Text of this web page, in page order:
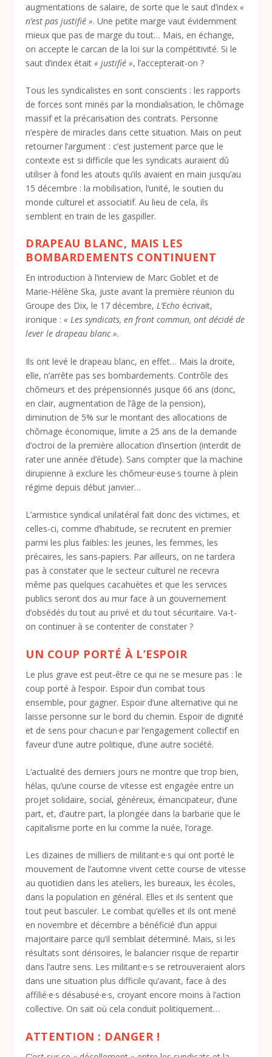
augmentations de salaire, de sorte que le saut d’index«
n’est pas justifié ». Une petite marge vaut évidemment
mieux que pas de marge du tout… Mais, en échange,
on accepte le carcan de la loi sur la compétitivité. Si le
saut d’index était« justifié », l’accepterait-on ?
Tous les syndicalistes en sont conscients : les rapports
de forces sont minés par la mondialisation, le chômage
massif et la précarisation des contrats. Personne
n’espère de miracles dans cette situation. Mais on peut
retourner l’argument : c’est justement parce que le
contexte est si difficile que les syndicats auraient dû
utiliser à fond les atouts qu’ils avaient en main jusqu’au
15 décembre : la mobilisation, l’unité, le soutien du
monde culturel et associatif. Au lieu de cela, ils
semblent en train de les gaspiller.
DRAPEAU BLANC, MAIS LES
BOMBARDEMENTS CONTINUENT
En introduction à l’interview de Marc Goblet et de
Marie-Hélène Ska, juste avant la première réunion du
Groupe des Dix, le 17 décembre,L’Echo écrivait,
ironique :« Les syndicats, en front commun, ont décidé de
lever le drapeau blanc ».
Ils ont levé le drapeau blanc, en effet… Mais la droite,
elle, n’arrête pas ses bombardements. Contrôle des
chômeurs et des prépensionnés jusque 66 ans (donc,
en clair, augmentation de l’âge de la pension),
diminution de 5% sur le montant des allocations de
chômage économique, limite a 25 ans de la demande
d’octroi de la première allocation d’insertion (interdit de
rater une année d’étude). Sans compter que la machine
dirupienne à exclure les chômeur·euse·s tourne à plein
régime depuis début janvier…
L’armistice syndical unilatéral fait donc des victimes, et
celles-ci, comme d’habitude, se recrutent en premier
parmi les plus faibles: les jeunes, les femmes, les
précaires, les sans-papiers. Par ailleurs, on ne tardera
pas à constater que le secteur culturel ne recevra
même pas quelques cacahuètes et que les services
publics seront dos au mur face à un gouvernement
d’obsédés du tout au privé et du tout sécuritaire. Va-t-
on continuer à se contenter de constater ?
UN COUP PORTÉ À L’ESPOIR
Le plus grave est peut-être ce qui ne se mesure pas : le
coup porté à l’espoir. Espoir d’un combat tous
ensemble, pour gagner. Espoir d’une alternative qui ne
laisse personne sur le bord du chemin. Espoir de dignité
et de sens pour chacun·e par l’engagement collectif en
faveur d’une autre politique, d’une autre société.
L’actualité des derniers jours ne montre que trop bien,
hélas, qu’une course de vitesse est engagée entre un
projet solidaire, social, généreux, émancipateur, d’une
part, et, d’autre part, la plongée dans la barbarie que le
capitalisme porte en lui comme la nuée, l’orage.
Les dizaines de milliers de militant·e·s qui ont porté le
mouvement de l’automne vivent cette course de vitesse
au quotidien dans les ateliers, les bureaux, les écoles,
dans la population en général. Elles et ils sentent que
tout peut basculer. Le combat qu’elles et ils ont mené
en novembre et décembre a bénéficié d’un appui
majoritaire parce qu’il semblait déterminé. Mais, si les
résultats sont dérisoires, le balancier risque de repartir
dans l’autre sens. Les militant·e·s se retrouveraient alors
dans une situation plus difficile qu’avant, face à des
affilié·e·s désabusé·e·s, croyant encore moins à l’action
collective. On sait où cela conduit politiquement…
ATTENTION : DANGER !